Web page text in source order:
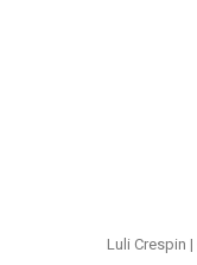
Luli Crespin